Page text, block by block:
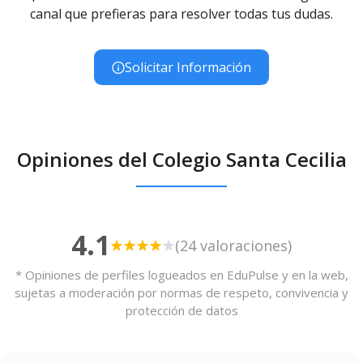
canal que prefieras para resolver todas tus dudas.
Solicitar Información
Opiniones del Colegio Santa Cecilia
4.1 (24 valoraciones)
* Opiniones de perfiles logueados en EduPulse y en la web,
sujetas a moderación por normas de respeto, convivencia y
protección de datos